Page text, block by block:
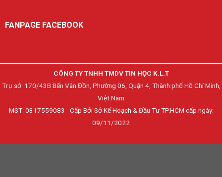
FANPAGE FACEBOOK
CÔNG TY TNHH TMDV TIN HỌC K.L.T
Trụ sở: 170/43B Bến Vân Đồn, Phường 06, Quận 4, Thành phố Hồ Chí Minh,
Việt Nam
MST: 0317559083 - Cấp Bởi Sở Kế Hoạch & Đầu Tư TP.HCM cấp ngày:
09/11/2022